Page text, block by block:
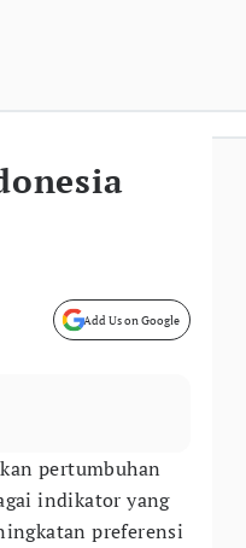
Add Us on Google
pertumbuhan
indikator yang
preferensi